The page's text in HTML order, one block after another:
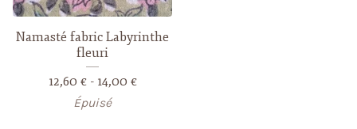
Namasté fabric Labyrinthe
fleuri
12,60 €- 14,00 €
Épuisé